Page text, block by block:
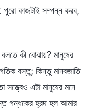
কাজটাই সম্পন্ন করব,
কী বোঝায়? মানুষের
বস্তু; কিন্তু মানবজাতি
এটা মানুষের মনে
গন্ধকের হ্রদ হল আমার